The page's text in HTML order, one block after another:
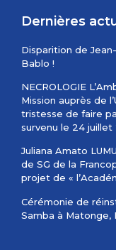
Dernières
Disparition de
Bablo !
NECROLOGIE
Mission auprès de
tristesse de faire
survenu le 24 juillet
Juliana Amato
de SG de la
projet de «
Cérémonie de
Samba à Matonge,